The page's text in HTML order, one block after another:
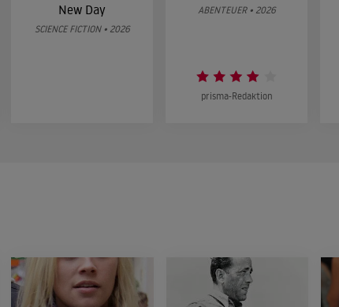
New Day
SCIENCE FICTION • 2026
ABENTEUER • 2026
prisma-Redaktion